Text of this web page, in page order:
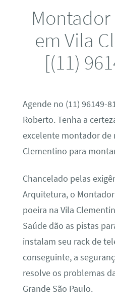
Montador
em Vila
[(11)
Agende no (11) 96149-
Roberto. Tenha a
excelente montador de
Clementino para
Chancelado pelas
Arquitetura, o
poeira na Vila
Saúde dão as pistas
instalam seu rack de
conseguinte, a
resolve os problemas
Grande São Paulo.